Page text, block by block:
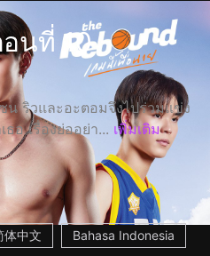
อนที่ 10
น ริวและอะตอมจึงไปร่วมแข่ง
อ เรื่องย่ออย่า... เพิ่มเติม
体中文 Bahasa Indonesia